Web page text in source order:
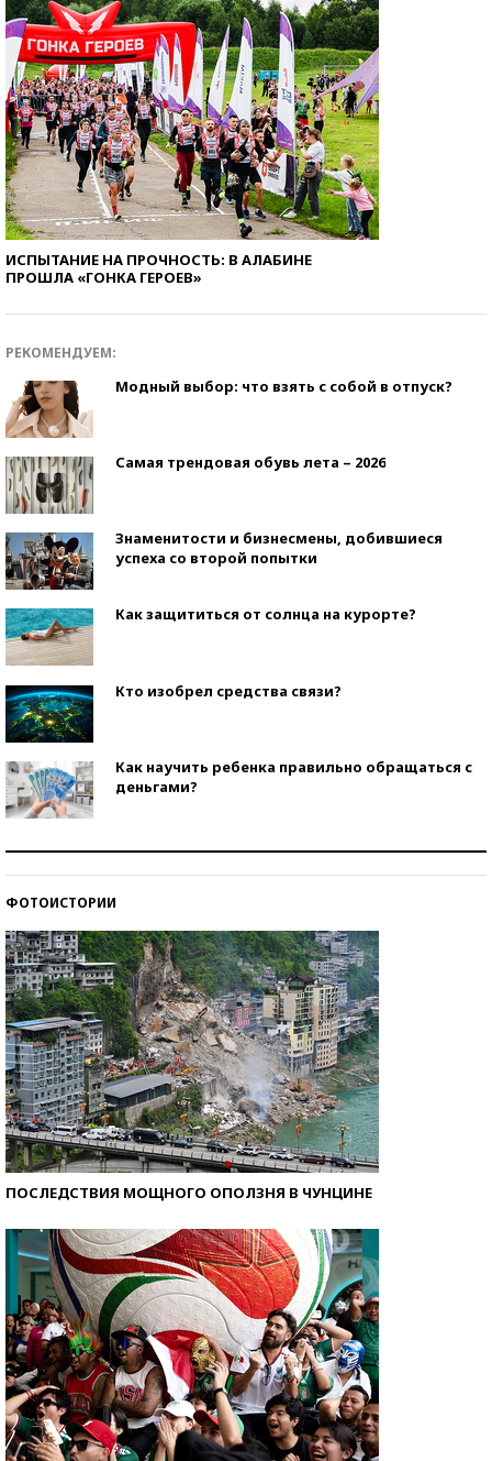
ИСПЫТАНИЕ НА ПРОЧНОСТЬ: В АЛАБИНЕ
ПРОШЛА «ГОНКА ГЕРОЕВ»
РЕКОМЕНДУЕМ:
Модный выбор: что взять с собой в отпуск?
Самая трендовая обувь лета – 2026
Знаменитости и бизнесмены, добившиеся
успеха со второй попытки
Как защититься от солнца на курорте?
Кто изобрел средства связи?
Как научить ребенка правильно обращаться с
деньгами?
ФОТОИСТОРИИ
ПОСЛЕДСТВИЯ МОЩНОГО ОПОЛЗНЯ В ЧУНЦИНЕ